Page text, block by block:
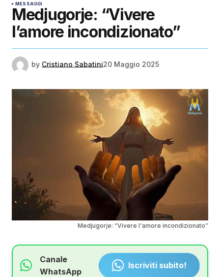
MESSAGGI
Medjugorje: “Vivere
l’amore incondizionato”
by Cristiano Sabatini20 Maggio 2025
Medjugorje: “Vivere l'amore incondizionato”
Canale
WhatsApp
Iscriviti subito!